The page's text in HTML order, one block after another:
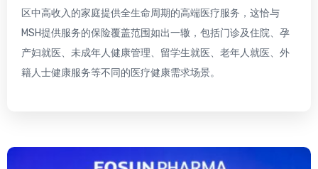
区中高收入的家庭提供全生命周期的高端医疗服务，这恰与
MSH提供服务的保险覆盖范围如出一辙，包括门诊及住院、孕
产妇就医、未成年人健康管理、留学生就医、老年人就医、外
籍人士健康服务等不同的医疗健康需求场景。